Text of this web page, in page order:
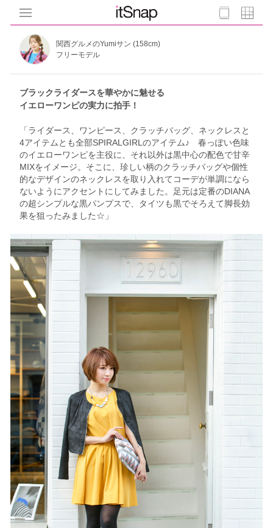
関西グルメのYumiサン (158cm)
フリーモデル
ブラックライダースを華やかに魅せる
イエローワンピの実力に拍手！
「ライダース、ワンピース、クラッチバッグ、ネックレスと
4アイテムとも全部SPIRALGIRLのアイテム♪ 春っぽい色味
のイエローワンピを主役に、それ以外は黒中心の配色で甘辛
MIXをイメージ。そこに、珍しい柄のクラッチバッグや個性
的なデザインのネックレスを取り入れてコーデが単調になら
ないようにアクセントにしてみました。足元は定番のDIANA
の超シンプルな黒パンプスで、タイツも黒でそろえて脚長効
果を狙ったみました☆」